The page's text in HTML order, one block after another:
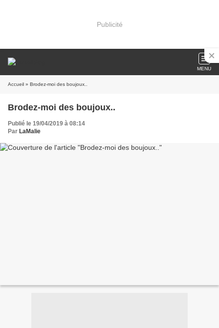
Publicité
MENU
Accueil » Brodez-moi des boujoux..
Brodez-moi des boujoux..
Publié le 19/04/2019 à 08:14
Par LaMalie